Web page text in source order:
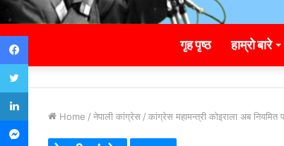
गृह पृष्ठ हाम्रो बारे
Home / नेपाली कांग्रेस / कांग्रेस महामन्त्री कोइराला अब नियमित
Facebook
Twitter
LinkedIn
Messenger